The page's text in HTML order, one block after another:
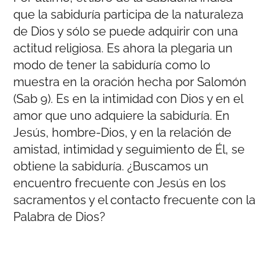
que la sabiduría participa de la naturaleza
de Dios y sólo se puede adquirir con una
actitud religiosa. Es ahora la plegaria un
modo de tener la sabiduría como lo
muestra en la oración hecha por Salomón
(Sab 9). Es en la intimidad con Dios y en el
amor que uno adquiere la sabiduría. En
Jesús, hombre-Dios, y en la relación de
amistad, intimidad y seguimiento de Él, se
obtiene la sabiduría. ¿Buscamos un
encuentro frecuente con Jesús en los
sacramentos y el contacto frecuente con la
Palabra de Dios?